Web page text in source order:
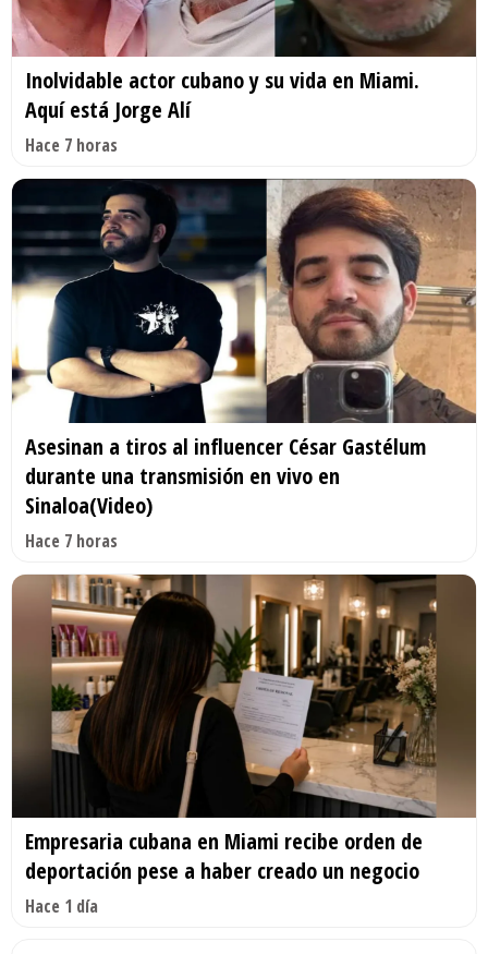
Inolvidable actor cubano y su vida en Miami.
Aquí está Jorge Alí
Hace 7 horas
Asesinan a tiros al influencer César Gastélum
durante una transmisión en vivo en
Sinaloa(Video)
Hace 7 horas
Empresaria cubana en Miami recibe orden de
deportación pese a haber creado un negocio
Hace 1 día